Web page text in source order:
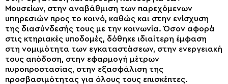
Μουσείων, στην αναβάθμιση των παρεχόμενων
υπηρεσιών προς το κοινό, καθώς και στην ενίσχυση
της διασύνδεσής τους με την κοινωνία. Όσον αφορά
στις κτηριακές υποδομές, δόθηκε ιδιαίτερη έμφαση
στη νομιμότητα των εγκαταστάσεων, στην ενεργειακή
τους απόδοση, στην εφαρμογή μέτρων
πυροπροστασίας, στην εξασφάλιση της
προσβασιμότητας για όλους τους επισκέπτες.